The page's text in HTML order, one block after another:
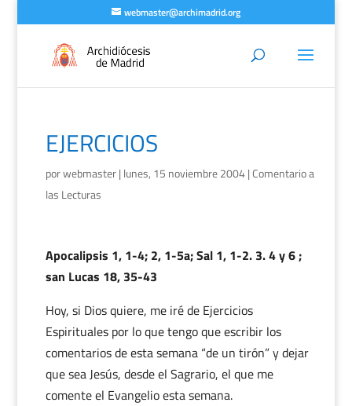
webmaster@archimadrid.org
EJERCICIOS
porwebmaster| lunes, 15 noviembre 2004|Comentario a
las Lecturas
Apocalipsis 1, 1-4; 2, 1-5a; Sal 1, 1-2. 3. 4 y 6 ;
san Lucas 18, 35-43
Hoy, si Dios quiere, me iré de Ejercicios
Espirituales por lo que tengo que escribir los
comentarios de esta semana “de un tirón” y dejar
que sea Jesús, desde el Sagrario, el que me
comente el Evangelio esta semana.